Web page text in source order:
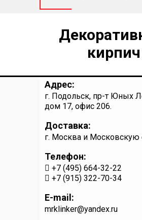
кирпич
Адрес:
г. Подольск, пр-т Юных
дом 17, офис 206.
Доставка:
г. Москва и Московскую
Телефон:
+7 (495) 664-32-22
+7 (915) 322-70-34
E-mail:
mrklinker@yandex.ru